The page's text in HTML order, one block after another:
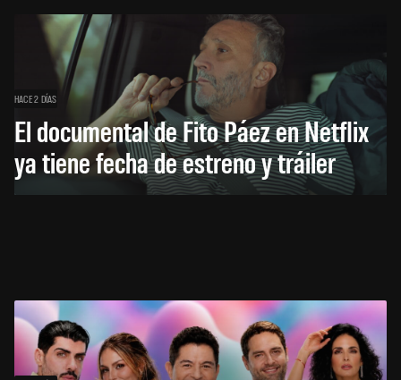
HACE 2 DÍAS
El documental de Fito Páez en Netflix
ya tiene fecha de estreno y tráiler